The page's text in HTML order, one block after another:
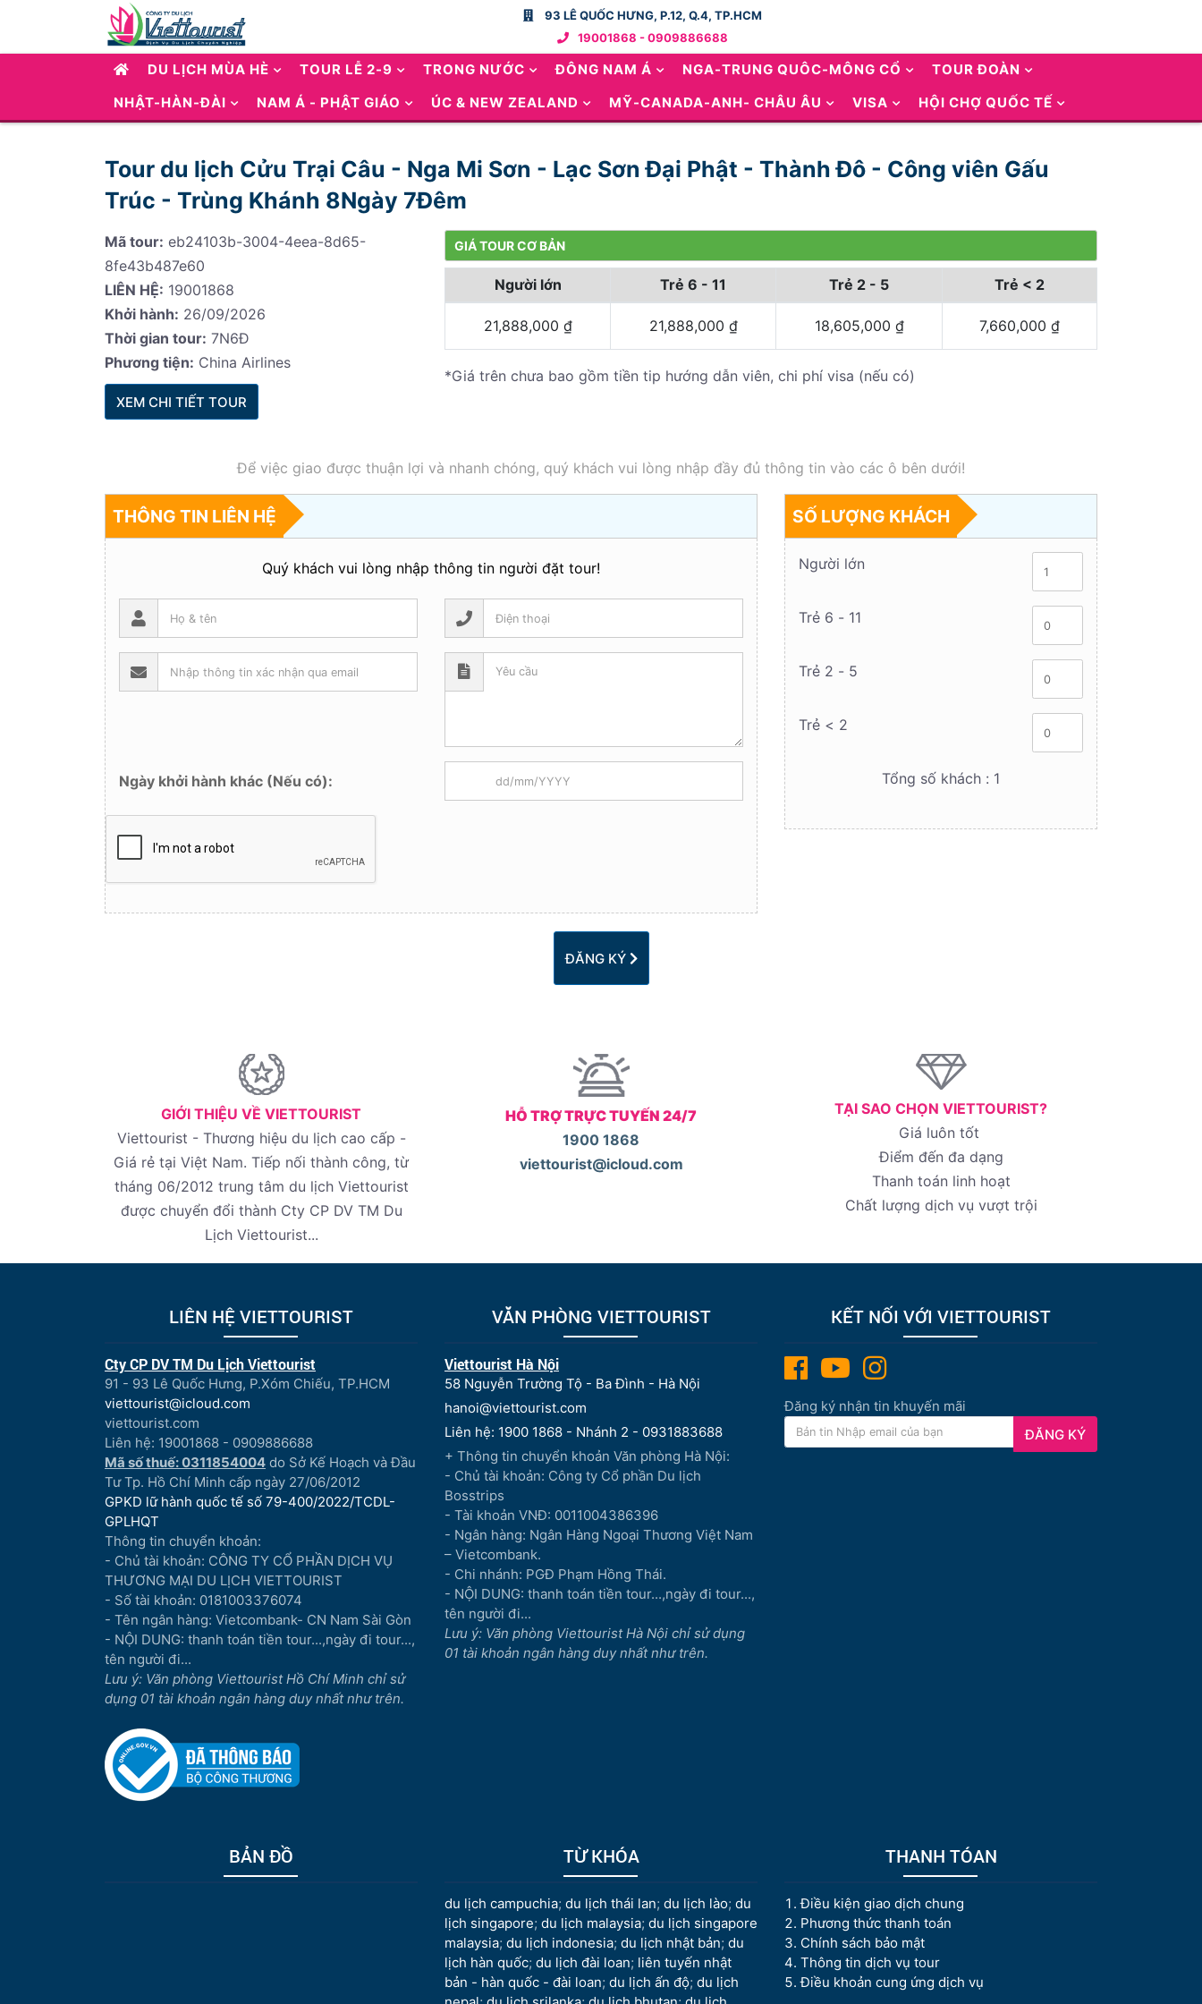
93 LÊ QUỐC HƯNG, P.12, Q.4, TP.HCM
19001868 - 0909886688
DU LỊCH MÙA HÈ TOUR LỄ 2-9 TRONG NƯỚC ĐÔNG NAM Á NGA-TRUNG QUÔC-MÔNG CỔ
TOUR ĐOÀN
NHẬT-HÀN-ĐÀI
NAM Á - PHẬT GIÁO ÚC & NEW ZEALAND MỸ-CANADA-ANH- CHÂU ÂU VISA HỘI CHỢ QUỐC TẾ
Tour du lịch Cửu Trại Câu - Nga Mi Sơn - Lạc Sơn Đại Phật - Thành Đô - Công viên Gấu
Trúc - Trùng Khánh 8Ngày 7Đêm
Mã tour: eb24103b-3004-4eea-8d65-
8fe43b487e60
LIÊN HỆ: 19001868
Khởi hành: 26/09/2026
Thời gian tour: 7N6Đ
Phương tiện: China Airlines
XEM CHI TIẾT TOUR
GIÁ TOUR CƠ BẢN
Người lớn Trẻ 6 - 11 Trẻ 2 - 5 Trẻ < 2
21,888,000 ₫ 21,888,000 ₫ 18,605,000 ₫ 7,660,000 ₫
*Giá trên chưa bao gồm tiền tip hướng dẫn viên, chi phí visa (nếu có)
Để việc giao được thuận lợi và nhanh chóng, quý khách vui lòng nhập đầy đủ thông tin vào các ô bên dưới!
THÔNG TIN LIÊN HỆ
Quý khách vui lòng nhập thông tin người đặt tour!
Ngày khởi hành khác (Nếu có):
SỐ LƯỢNG KHÁCH
Người lớn
Trẻ 6 - 11
Trẻ 2 - 5
Trẻ < 2
Tổng số khách : 1
ĐĂNG KÝ
GIỚI THIỆU VỀ VIETTOURIST
Viettourist - Thương hiệu du lịch cao cấp -
Giá rẻ tại Việt Nam. Tiếp nối thành công, từ
tháng 06/2012 trung tâm du lịch Viettourist
được chuyển đổi thành Cty CP DV TM Du
Lịch Viettourist...
HỖ TRỢ TRỰC TUYẾN 24/7
1900 1868
viettourist@icloud.com
TẠI SAO CHỌN VIETTOURIST?
Giá luôn tốt
Điểm đến đa dạng
Thanh toán linh hoạt
Chất lượng dịch vụ vượt trội
LIÊN HỆ VIETTOURIST
Cty CP DV TM Du Lịch Viettourist
91 - 93 Lê Quốc Hưng, P.Xóm Chiếu, TP.HCM
viettourist@icloud.com
viettourist.com
Liên hệ: 19001868 - 0909886688
Mã số thuế: 0311854004 do Sở Kế Hoạch và Đầu
Tư Tp. Hồ Chí Minh cấp ngày 27/06/2012
GPKD lữ hành quốc tế số 79-400/2022/TCDL-
GPLHQT
Thông tin chuyển khoản:
- Chủ tài khoản: CÔNG TY CỔ PHẦN DỊCH VỤ
THƯƠNG MẠI DU LỊCH VIETTOURIST
- Số tài khoản: 0181003376074
- Tên ngân hàng: Vietcombank- CN Nam Sài Gòn
- NỘI DUNG: thanh toán tiền tour...,ngày đi tour...,
tên người đi...
Lưu ý: Văn phòng Viettourist Hồ Chí Minh chỉ sử
dụng 01 tài khoản ngân hàng duy nhất như trên.
VĂN PHÒNG VIETTOURIST
Viettourist Hà Nội
58 Nguyễn Trường Tộ - Ba Đình - Hà Nội
hanoi@viettourist.com
Liên hệ: 1900 1868 - Nhánh 2 - 0931883688
+ Thông tin chuyển khoản Văn phòng Hà Nội:
- Chủ tài khoản: Công ty Cổ phần Du lịch
Bosstrips
- Tài khoản VNĐ: 0011004386396
- Ngân hàng: Ngân Hàng Ngoại Thương Việt Nam
– Vietcombank.
- Chi nhánh: PGĐ Phạm Hồng Thái.
- NỘI DUNG: thanh toán tiền tour...,ngày đi tour...,
tên người đi...
Lưu ý: Văn phòng Viettourist Hà Nội chỉ sử dụng
01 tài khoản ngân hàng duy nhất như trên.
KẾT NỐI VỚI VIETTOURIST
Đăng ký nhận tin khuyến mãi
ĐĂNG KÝ
BẢN ĐỒ TỪ KHÓA
du lịch campuchia; du lịch thái lan; du lịch lào; du
lịch singapore; du lịch malaysia; du lịch singapore
malaysia; du lịch indonesia; du lịch nhật bản; du
lịch hàn quốc; du lịch đài loan; liên tuyến nhật
bản - hàn quốc - đài loan; du lịch ấn độ; du lịch
THANH TÓAN
Điều kiện giao dịch chung
Phương thức thanh toán
Chính sách bảo mật
Thông tin dịch vụ tour
Điều khoản cung ứng dịch vụ